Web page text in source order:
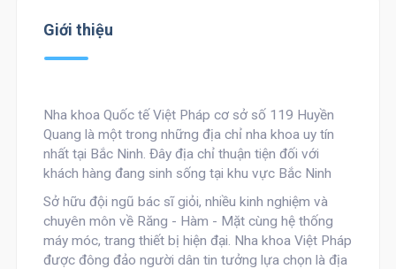
Giới thiệu
Nha khoa Quốc tế Việt Pháp cơ sở số 119 Huyền
Quang là một trong những địa chỉ nha khoa uy tín
nhất tại Bắc Ninh. Đây địa chỉ thuận tiện đối với
khách hàng đang sinh sống tại khu vực Bắc Ninh
Sở hữu đội ngũ bác sĩ giỏi, nhiều kinh nghiệm và
chuyên môn về Răng - Hàm - Mặt cùng hệ thống
máy móc, trang thiết bị hiện đại. Nha khoa Việt Pháp
được đông đảo người dân tin tưởng lựa chọn là địa